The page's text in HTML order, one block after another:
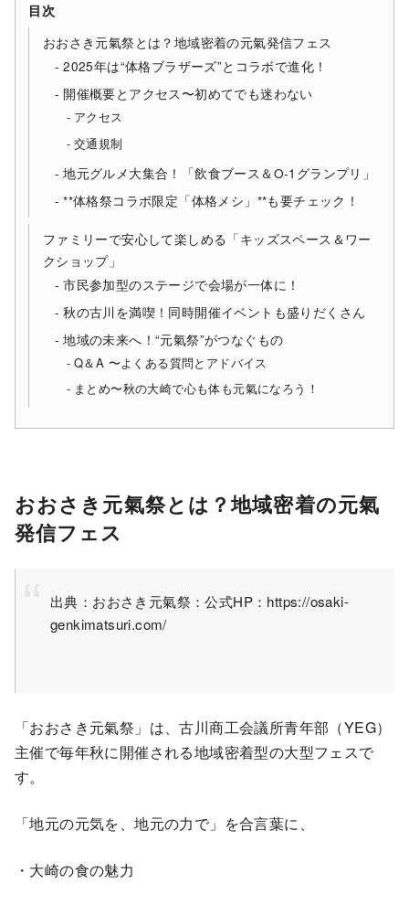
目次
おおさき元氣祭とは？地域密着の元氣発信フェス
2025年は“体格ブラザーズ”とコラボで進化！
開催概要とアクセス〜初めてでも迷わない
アクセス
交通規制
地元グルメ大集合！「飲食ブース＆O-1グランプリ」
**体格祭コラボ限定「体格メシ」**も要チェック！
ファミリーで安心して楽しめる「キッズスペース＆ワー
クショップ」
市民参加型のステージで会場が一体に！
秋の古川を満喫！同時開催イベントも盛りだくさん
地域の未来へ！“元氣祭”がつなぐもの
Q＆A 〜よくある質問とアドバイス
まとめ〜秋の大崎で心も体も元氣になろう！
おおさき元氣祭とは？地域密着の元氣
発信フェス
出典：おおさき元氣祭：公式HP：https://osaki-
genkimatsuri.com/
「おおさき元氣祭」は、古川商工会議所青年部（YEG）
主催で毎年秋に開催される地域密着型の大型フェスで
す。
「地元の元気を、地元の力で」を合言葉に、
・大崎の食の魅力